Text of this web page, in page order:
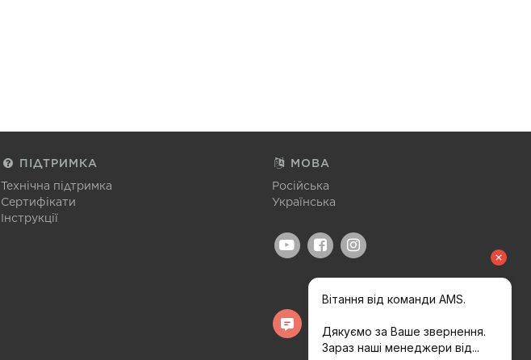
ПІДТРИМКА
Технічна підтримка
Сертифікати
Інструкції
МОВА
Російська
Українська